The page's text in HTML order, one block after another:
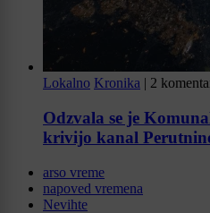
Lokalno Kronika | 2
Odzvala se je
krivijo kanal
arso vreme
napoved vremena
Nevihte